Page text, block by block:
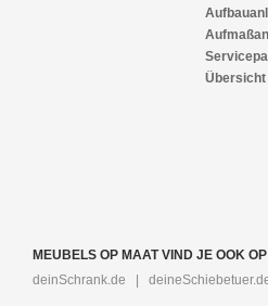
Übersicht
MEUBELS OP MAAT VIND JE OOK
deinSchrank.de |